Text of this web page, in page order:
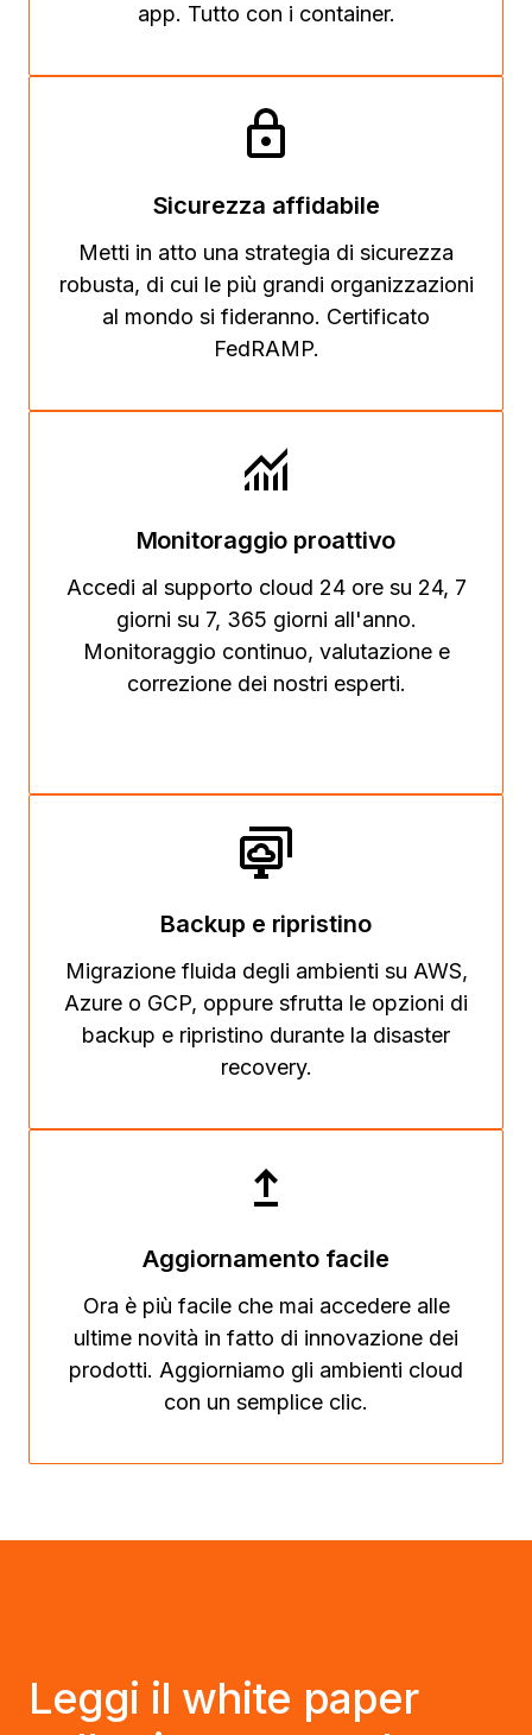
app. Tutto con i container.
Sicurezza affidabile
Metti in atto una strategia di sicurezza
robusta, di cui le più grandi organizzazioni
al mondo si fideranno. Certificato
FedRAMP.
Monitoraggio proattivo
Accedi al supporto cloud 24 ore su 24, 7
giorni su 7, 365 giorni all'anno.
Monitoraggio continuo, valutazione e
correzione dei nostri esperti.
Backup e ripristino
Migrazione fluida degli ambienti su AWS,
Azure o GCP, oppure sfrutta le opzioni di
backup e ripristino durante la disaster
recovery.
Aggiornamento facile
Ora è più facile che mai accedere alle
ultime novità in fatto di innovazione dei
prodotti. Aggiorniamo gli ambienti cloud
con un semplice clic.
Leggi il white paper